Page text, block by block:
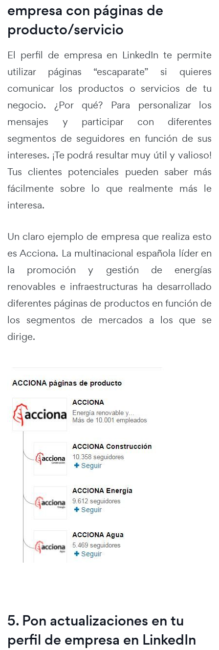
empresa con páginas de
producto/servicio
El perfil de empresa en LinkedIn te permite
utilizar páginas “escaparate” si quieres
comunicar los productos o servicios de tu
negocio. ¿Por qué? Para personalizar los
mensajes y participar con diferentes
segmentos de seguidores en función de sus
intereses. ¡Te podrá resultar muy útil y valioso!
Tus clientes potenciales pueden saber más
fácilmente sobre lo que realmente más le
interesa.
Un claro ejemplo de empresa que realiza esto
es Acciona. La multinacional española líder en
la promoción y gestión de energías
renovables e infraestructuras ha desarrollado
diferentes páginas de productos en función de
los segmentos de mercados a los que se
dirige.
5. Pon actualizaciones en tu
perfil de empresa en LinkedIn